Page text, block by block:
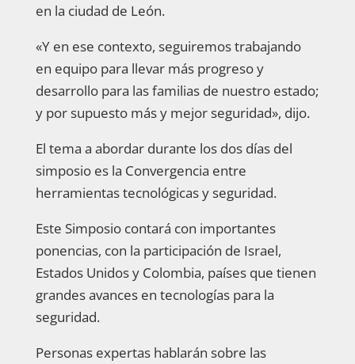
en la ciudad de León.
«Y en ese contexto, seguiremos trabajando
en equipo para llevar más progreso y
desarrollo para las familias de nuestro estado;
y por supuesto más y mejor seguridad», dijo.
El tema a abordar durante los dos días del
simposio es la Convergencia entre
herramientas tecnológicas y seguridad.
Este Simposio contará con importantes
ponencias, con la participación de Israel,
Estados Unidos y Colombia, países que tienen
grandes avances en tecnologías para la
seguridad.
Personas expertas hablarán sobre las